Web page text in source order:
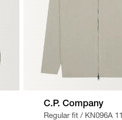
C.P. Company
Regular fit / KN096A